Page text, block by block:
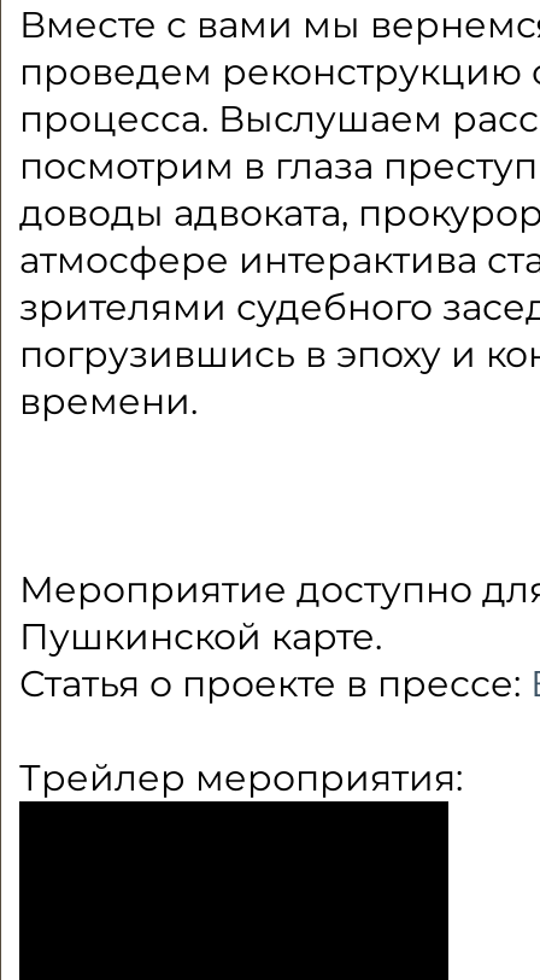
Вместе с вами мы
проведем реконструкцию
процесса. Выслушаем
посмотрим в глаза
доводы адвоката,
атмосфере интерактива
зрителями судебного
погрузившись в эпоху и
времени.
Мероприятие доступно
Пушкинской карте.
Статья о проекте в прессе:
Трейлер мероприятия: